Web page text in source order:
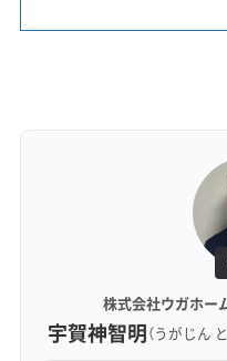
株式会社ウガホー
宇賀神智明（うがじん